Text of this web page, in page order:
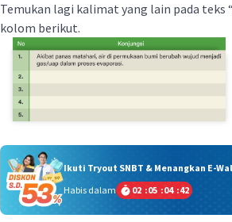
Temukan lagi kalimat yang lain pada teks
kolom berikut.
Ikuti Tryout SNBT & Menangkan E-
Habis dalam
02 :05 :04 :41